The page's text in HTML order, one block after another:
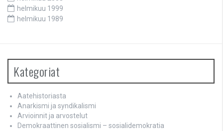
helmikuu 1999
helmikuu 1989
Kategoriat
Aatehistoriasta
Anarkismi ja syndikalismi
Arvioinnit ja arvostelut
Demokraattinen sosialismi – sosialidemokratia